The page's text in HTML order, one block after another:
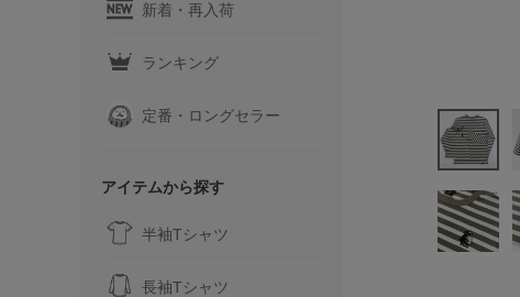
新着・再入荷
ランキング
定番・ロングセラー
アイテムから探す
半袖Tシャツ
長袖Tシャツ